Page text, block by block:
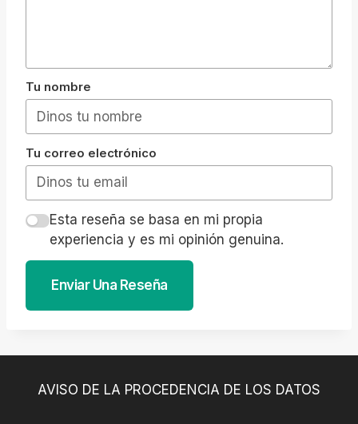
Tu nombre
Tu correo electrónico
Esta reseña se basa en mi propia
experiencia y es mi opinión genuina.
Enviar Una Reseña
AVISO DE LA PROCEDENCIA DE LOS DATOS